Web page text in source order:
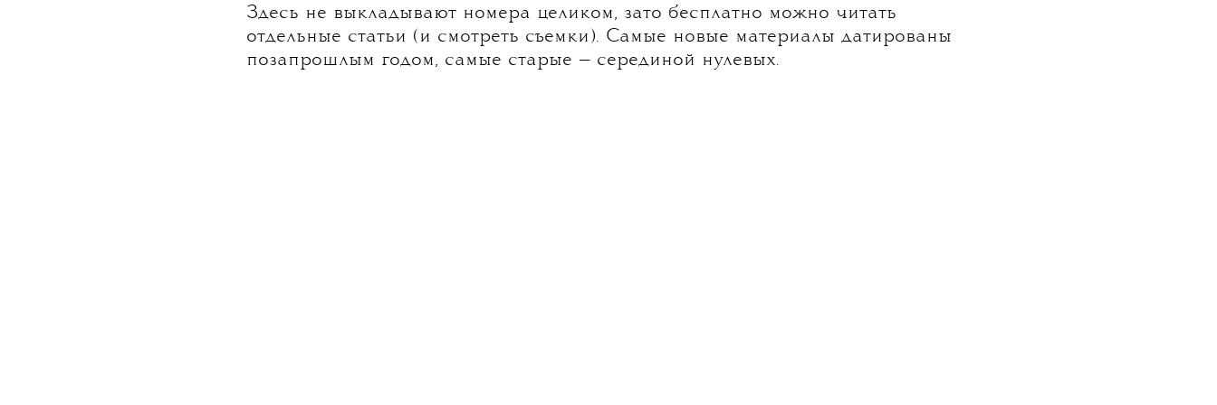
Здесь не выкладывают номера целиком, зато бесплатно можно читать
отдельные статьи (и смотреть съемки). Самые новые материалы датированы
позапрошлым годом, самые старые — серединой нулевых.